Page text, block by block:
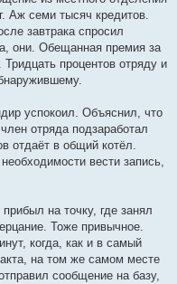
Аж семи тысяч кредитов.
завтрака спросил
они. Обещанная премия за
процентов отряду и
успокоил. Объяснил, что
отряда подзаработал
отдаёт в общий котёл.
вести запись,
на точку, где занял
Тоже привычное.
когда, как и в самый
на том же самом месте
сообщение на базу,